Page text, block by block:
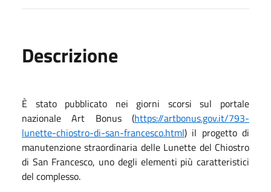
Descrizione
È stato pubblicato nei giorni scorsi sul portale
nazionale Art Bonus (https://artbonus.gov.it/793-
lunette-chiostro-di-san-francesco.html) il progetto di
manutenzione straordinaria delle Lunette del Chiostro
di San Francesco, uno degli elementi più caratteristici
del complesso.